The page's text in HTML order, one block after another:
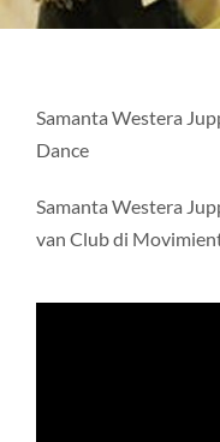
Samanta Westera
Dance
Samanta Westera
van Club di